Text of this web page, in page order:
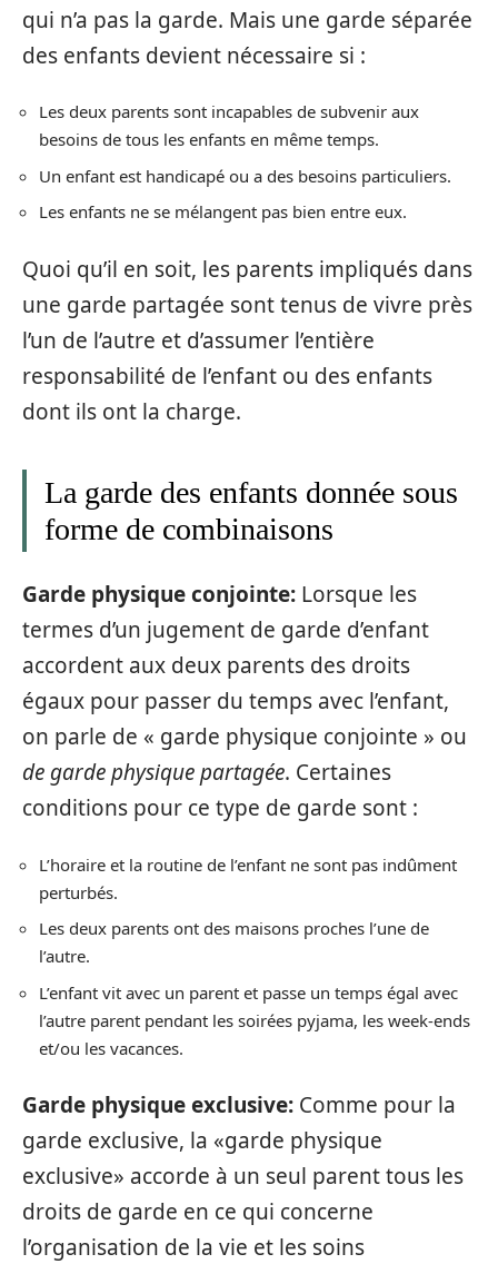
qui n’a pas la garde. Mais une garde séparée
des enfants devient nécessaire si :
Les deux parents sont incapables de subvenir aux
besoins de tous les enfants en même temps.
Un enfant est handicapé ou a des besoins particuliers.
Les enfants ne se mélangent pas bien entre eux.
Quoi qu’il en soit, les parents impliqués dans
une garde partagée sont tenus de vivre près
l’un de l’autre et d’assumer l’entière
responsabilité de l’enfant ou des enfants
dont ils ont la charge.
La garde des enfants donnée sous
forme de combinaisons
Garde physique conjointe: Lorsque les
termes d’un jugement de garde d’enfant
accordent aux deux parents des droits
égaux pour passer du temps avec l’enfant,
on parle de « garde physique conjointe » ou
de garde physique partagée. Certaines
conditions pour ce type de garde sont :
L’horaire et la routine de l’enfant ne sont pas indûment
perturbés.
Les deux parents ont des maisons proches l’une de
l’autre.
L’enfant vit avec un parent et passe un temps égal avec
l’autre parent pendant les soirées pyjama, les week-ends
et/ou les vacances.
Garde physique exclusive: Comme pour la
garde exclusive, la «garde physique
exclusive» accorde à un seul parent tous les
droits de garde en ce qui concerne
l’organisation de la vie et les soins